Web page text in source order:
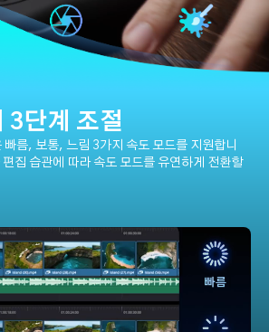
3단계 조절
름, 보통, 느림 3가지 속도 모드를 지원합니
집 습관에 따라 속도 모드를 유연하게 전환할